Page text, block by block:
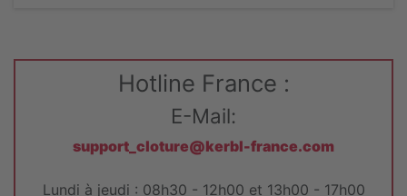
Hotline France :
E-Mail:
support_cloture@kerbl-france.com
Lundi à jeudi : 08h30 - 12h00 et 13h00 - 17h00